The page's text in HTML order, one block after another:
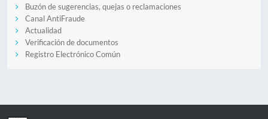
Buzón de sugerencias, quejas o reclamaciones
Canal AntiFraude
Actualidad
Verificación de documentos
Registro Electrónico Común